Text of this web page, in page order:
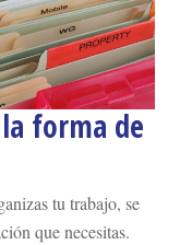
forma de
tu trabajo, se
que necesitas.